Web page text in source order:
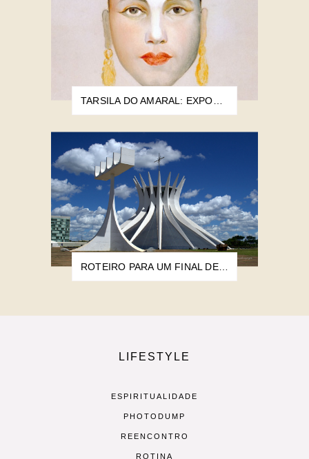
ROTEIRO PARA UM FINAL DE SEMANA EM BRASÍLIA
LIFESTYLE
ESPIRITUALIDADE
PHOTODUMP
REENCONTRO
ROTINA